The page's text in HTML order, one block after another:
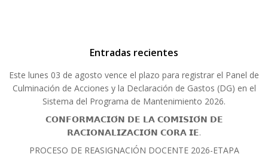
Entradas recientes
Este lunes 03 de agosto vence el plazo para registrar el Panel de
Culminación de Acciones y la Declaración de Gastos (DG) en el
Sistema del Programa de Mantenimiento 2026.
𝗖𝗢𝗡𝗙𝗢𝗥𝗠𝗔𝗖𝗜𝗢́𝗡 𝗗𝗘 𝗟𝗔 𝗖𝗢𝗠𝗜𝗦𝗜𝗢́𝗡 𝗗𝗘
𝗥𝗔𝗖𝗜𝗢𝗡𝗔𝗟𝗜𝗭𝗔𝗖𝗜𝗢́𝗡 𝗖𝗢𝗥𝗔 𝗜𝗘.
PROCESO DE REASIGNACIÓN DOCENTE 2026-ETAPA